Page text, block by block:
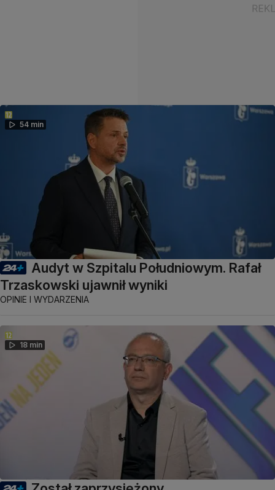
54 min
Audyt w Szpitalu Południowym. Rafał
Trzaskowski ujawnił wyniki
OPINIE I WYDARZENIA
18 min